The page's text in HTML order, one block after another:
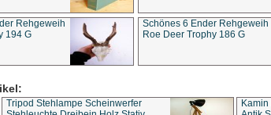
Rehgeweih
194 G
Schönes 6 Ender Rehgeweih
Roe Deer Trophy 186 G
Tripod Stehlampe Scheinwerfer